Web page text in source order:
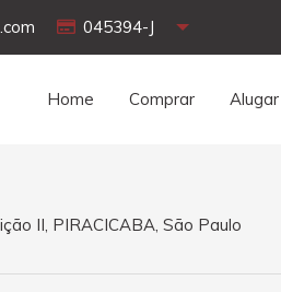
045394-J
Home Comprar Alugar
II, PIRACICABA, São Paulo